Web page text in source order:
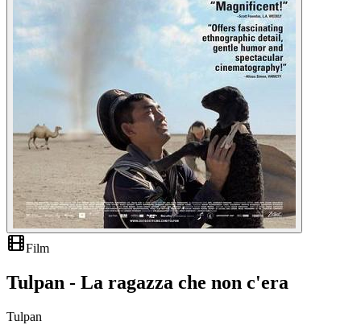
Film
Tulpan - La ragazza che non c'era
Tulpan